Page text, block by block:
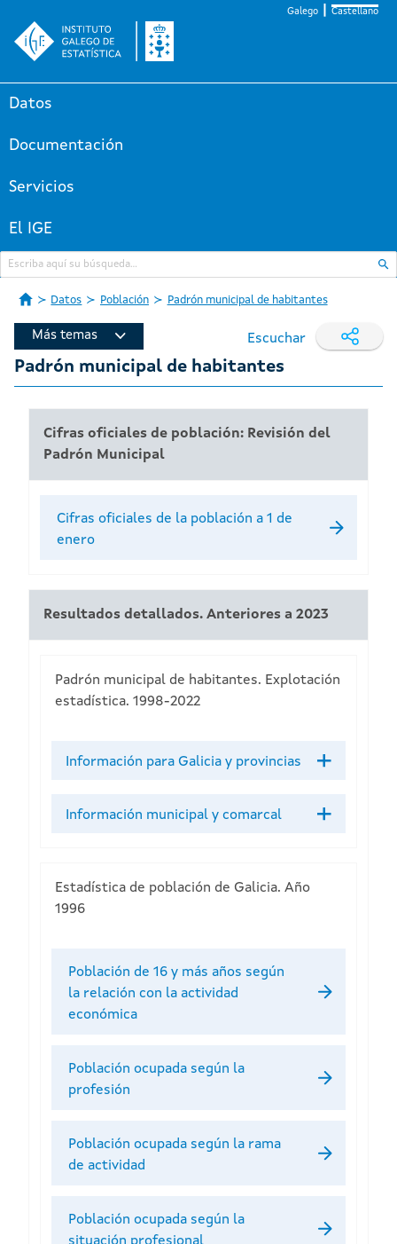
Galego Castellano
Datos
Documentación
Servicios
El IGE
Datos Población Padrón municipal de habitantes
Más temas Escuchar
Padrón municipal de habitantes
Cifras oficiales de población: Revisión del
Padrón Municipal
Cifras oficiales de la población a 1 de
enero
Resultados detallados. Anteriores a 2023
Padrón municipal de habitantes. Explotación
estadística. 1998-2022
Información para Galicia y provincias
Información municipal y comarcal
Estadística de población de Galicia. Año
1996
Población de 16 y más años según
la relación con la actividad
económica
Población ocupada según la
profesión
Población ocupada según la rama
de actividad
Población ocupada según la